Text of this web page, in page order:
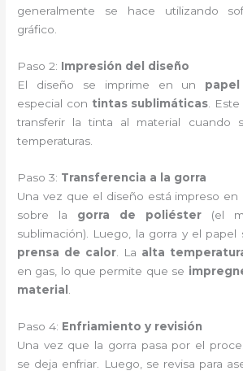
generalmente se hace utilizando
gráfico.
Paso 2: Impresión del diseño
El diseño se imprime en un
especial con tintas sublimáticas .
transferir la tinta al material cuando
temperaturas.
Paso 3: Transferencia a la gorra
Una vez que el diseño está impreso en
sobre la gorra de poliéster (el
sublimación). Luego, la gorra y el
prensa de calor . La alta
en gas, lo que permite que se
material
Paso 4: Enfriamiento y revisión
Una vez que la gorra pasa por el
se deja enfriar. Luego, se revisa para